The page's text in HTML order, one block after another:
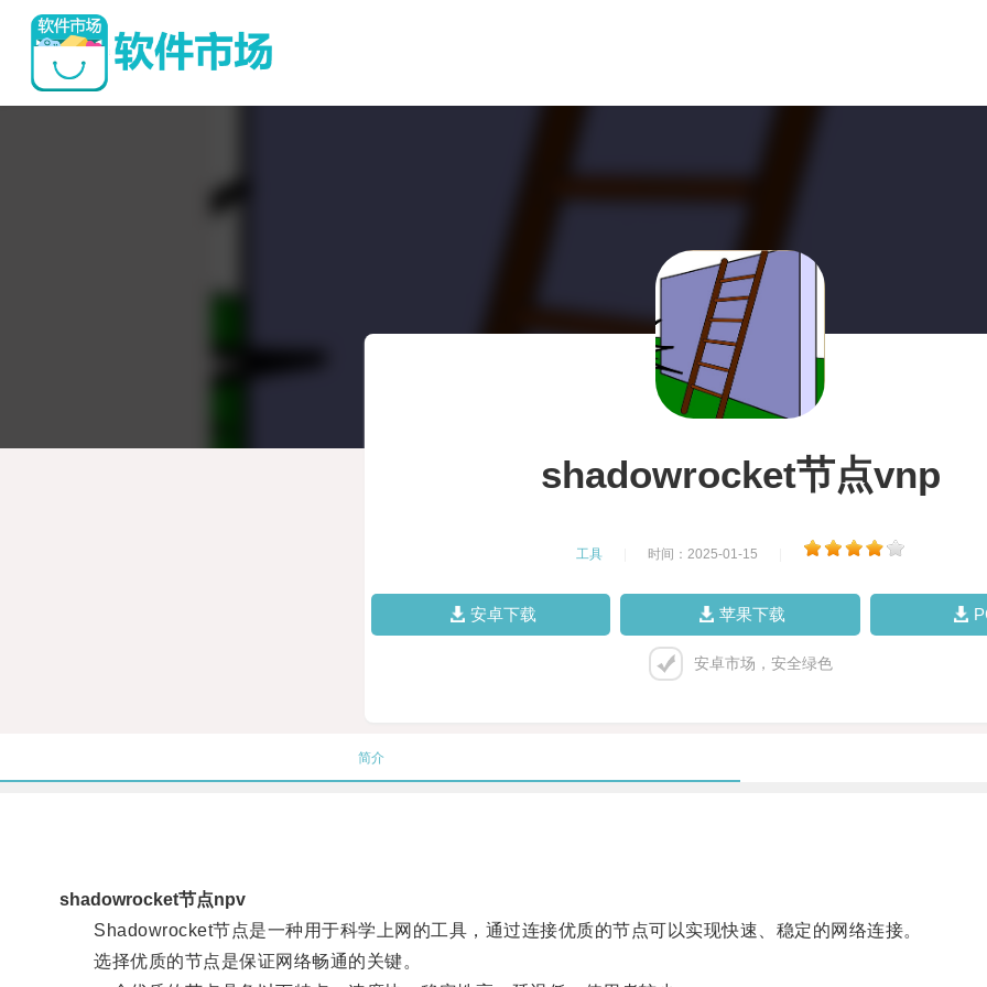
shadowrocket节点vnp
工具 时间：2025-01-15
安卓下载 苹果下载
安卓市场，安全绿色
简介
shadowrocket节点npv
Shadowrocket节点是一种用于科学上网的工具，通过连接优质的节点可以实现快速、稳定的网络连接。
选择优质的节点是保证网络畅通的关键。